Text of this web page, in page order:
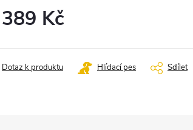
Kč
Dotaz k produktu Hlídací pes Sdílet